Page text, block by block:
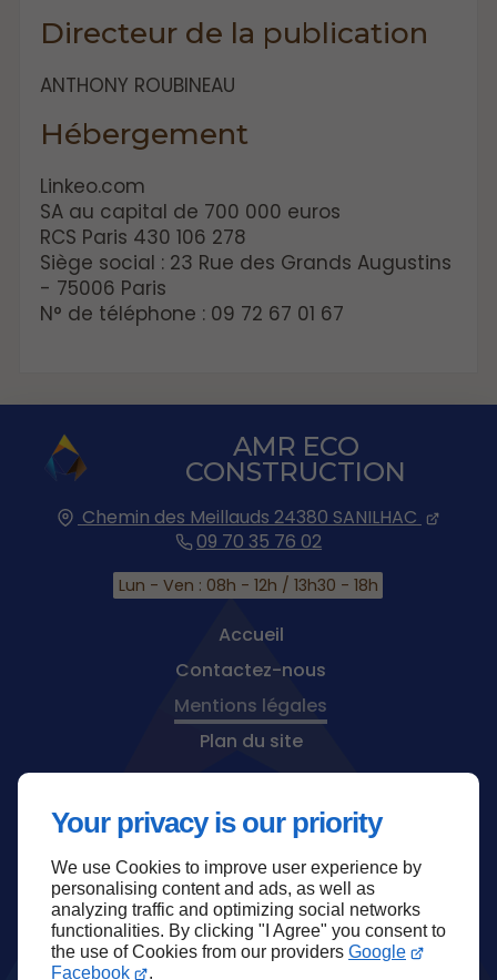
Your privacy is our priority
We use Cookies to improve user experience by
personalising content and ads, as well as
analyzing traffic and optimizing social networks
functionalities. By clicking "I Agree" you consent to
the use of Cookies from our providers Google
Facebook
.
Directeur de la publication
ANTHONY ROUBINEAU
Hébergement
Linkeo.com
SA au capital de 700 000 euros
RCS Paris 430 106 278
Siège social : 23 Rue des Grands Augustins
- 75006 Paris
N° de téléphone : 09 72 67 01 67
AMR ECO
CONSTRUCTION
Chemin des Meillauds 24380 SANILHAC
09 70 35 76 02
Lun - Ven : 08h - 12h / 13h30 - 18h
Accueil
Contactez-nous
Mentions légales
Plan du site
Haut de page